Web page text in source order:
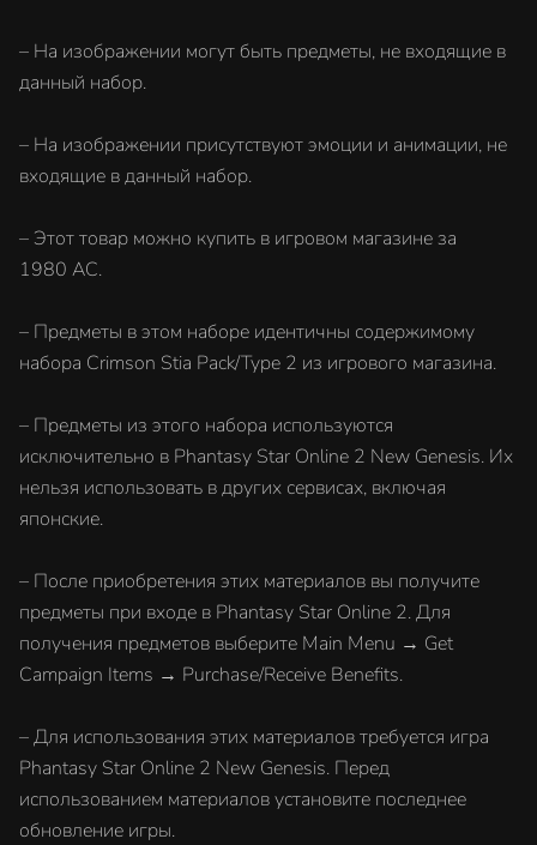
– На изображении могут быть предметы, не входящие в
данный набор.
– На изображении присутствуют эмоции и анимации, не
входящие в данный набор.
– Этот товар можно купить в игровом магазине за
1980 AC.
– Предметы в этом наборе идентичны содержимому
набора Crimson Stia Pack/Type 2 из игрового магазина.
– Предметы из этого набора используются
исключительно в Phantasy Star Online 2 New Genesis. Их
нельзя использовать в других сервисах, включая
японские.
– После приобретения этих материалов вы получите
предметы при входе в Phantasy Star Online 2. Для
получения предметов выберите Main Menu → Get
Campaign Items → Purchase/Receive Benefits.
– Для использования этих материалов требуется игра
Phantasy Star Online 2 New Genesis. Перед
использованием материалов установите последнее
обновление игры.